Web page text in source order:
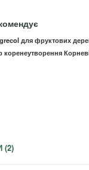
для фруктових
коренеутворення
(2)